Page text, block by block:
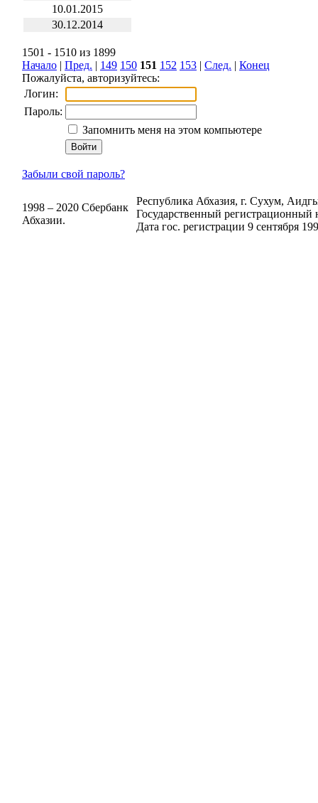
10.01.2015
30.12.2014
1501 - 1510 из 1899
Начало | Пред. | 149 150 151 152 153 | След. | Конец
Пожалуйста, авторизуйтесь:
Логин:
Пароль:
Запомнить меня на этом компьютере
Забыли свой пароль?
1998 – 2020 Сбербанк
Абхазии.
Республика Абхазия, г. Сухум,
Государственный регистрационный
Дата гос. регистрации 9 сентября